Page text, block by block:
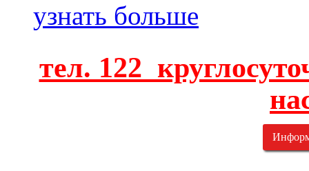
узнать больше
тел. 122